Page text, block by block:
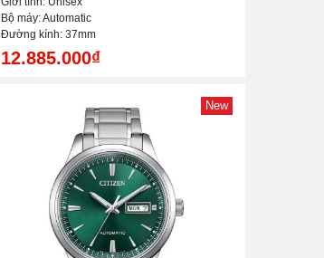
Bộ máy: Automatic
Đường kính: 37mm
12.885.000₫
New